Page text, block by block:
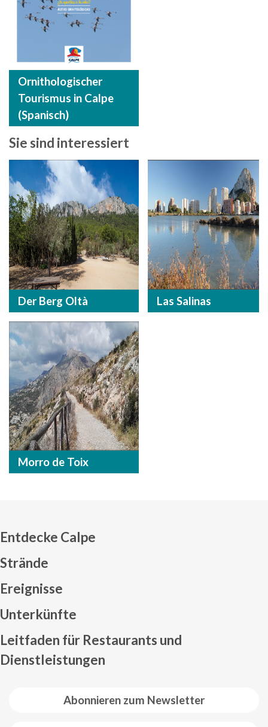
Ornithologischer
Tourismus in Calpe
(Spanisch)
Sie sind interessiert
Der Berg Oltà Las Salinas
Morro de Toix
Abonnieren zum Newsletter
Entdecke Calpe
Strände
Ereignisse
Unterkünfte
Leitfaden für Restaurants und
Dienstleistungen